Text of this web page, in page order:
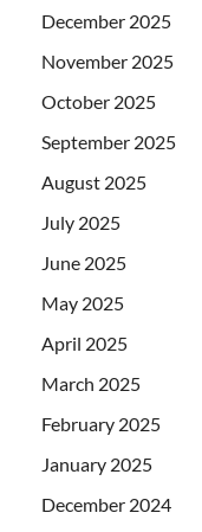
December 2025
November 2025
October 2025
September 2025
August 2025
July 2025
June 2025
May 2025
April 2025
March 2025
February 2025
January 2025
December 2024